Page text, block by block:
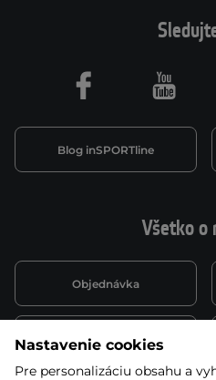
Všetko o
Objednávka
Spôsob platby
Blog inSPORTline
Facebook Youtube
Nastavenie cookies
Pre personalizáciu obsahu a